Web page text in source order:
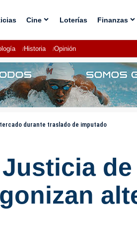
Cine Loterías Finanzas
Historia Opinión
durante traslado de imputado